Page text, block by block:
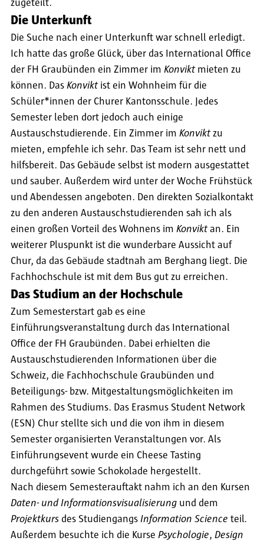
zugeteilt.
Die Unterkunft
Die Suche nach einer Unterkunft war schnell erledigt.
Ich hatte das große Glück, über das International Office
der FH Graubünden ein Zimmer im Konviktmieten zu
können. Das Konviktist ein Wohnheim für die
Schüler*innen der Churer Kantonsschule. Jedes
Semester leben dort jedoch auch einige
Austauschstudierende. Ein Zimmer im Konviktzu
mieten, empfehle ich sehr. Das Team ist sehr nett und
hilfsbereit. Das Gebäude selbst ist modern ausgestattet
und sauber. Außerdem wird unter der Woche Frühstück
und Abendessen angeboten. Den direkten Sozialkontakt
zu den anderen Austauschstudierenden sah ich als
einen großen Vorteil des Wohnens im Konviktan. Ein
weiterer Pluspunkt ist die wunderbare Aussicht auf
Chur, da das Gebäude stadtnah am Berghang liegt. Die
Fachhochschule ist mit dem Bus gut zu erreichen.
Das Studium an der Hochschule
Zum Semesterstart gab es eine
Einführungsveranstaltung durch das International
Office der FH Graubünden. Dabei erhielten die
Austauschstudierenden Informationen über die
Schweiz, die Fachhochschule Graubünden und
Beteiligungs- bzw. Mitgestaltungsmöglichkeiten im
Rahmen des Studiums. Das Erasmus Student Network
(ESN) Chur stellte sich und die von ihm in diesem
Semester organisierten Veranstaltungen vor. Als
Einführungsevent wurde ein Cheese Tasting
durchgeführt sowie Schokolade hergestellt.
Nach diesem Semesterauftakt nahm ich an den Kursen
Daten- und Informationsvisualisierung und dem
Projektkurs des Studiengangs Information Science teil.
Außerdem besuchte ich die Kurse Psychologie, Design